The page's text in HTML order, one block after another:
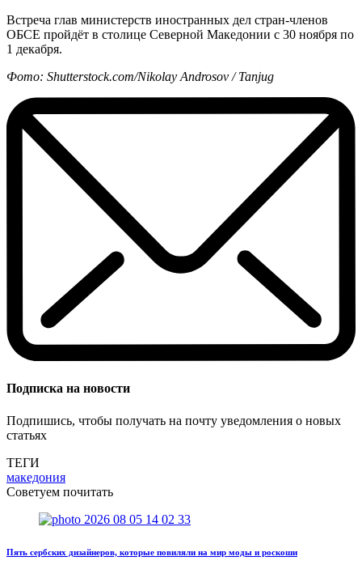
Встреча глав министерств иностранных дел стран-членов
ОБСЕ пройдёт в столице Северной Македонии с 30 ноября по
1 декабря.
Фото: Shutterstock.com/Nikolay Androsov / Tanjug
Подписка на новости
Подпишись, чтобы получать на почту уведомления о новых
статьях
ТЕГИ
македония
Советуем почитать
Пять сербских дизайнеров, которые повиляли на мир моды и роскоши